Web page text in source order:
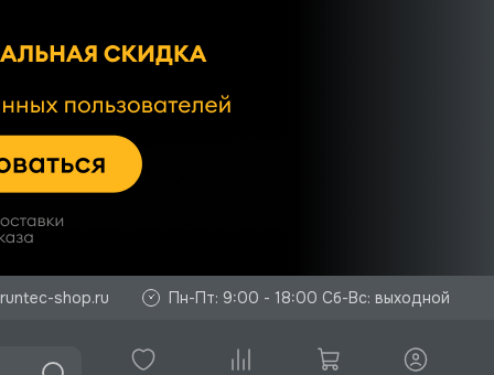
shop.ru Пн-Пт: 9:00 - 18:00 Сб-Вс: выходной